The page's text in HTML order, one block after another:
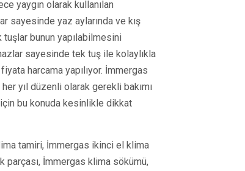
yaygın olarak kullanılan
sayesinde yaz aylarında ve kış
bunun yapılabilmesini
sayesinde tek tuş ile kolaylıkla
harcama yapılıyor. İmmergas
yıl düzenli olarak gerekli bakımı
için bu konuda kesinlikle dikkat
tamiri, İmmergas ikinci el klima
parçası, İmmergas klima sökümü,